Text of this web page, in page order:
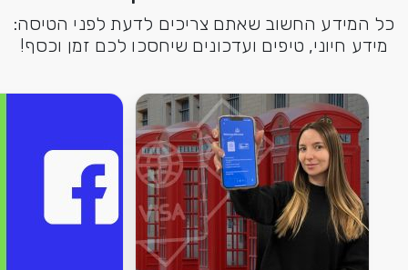
כל המידע החשוב שאתם צריכים לדעת לפני הטיסה:
מידע חיוני, טיפים ועדכונים שיחסכו לכם זמן וכסף!